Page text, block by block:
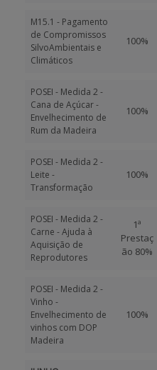
M15.1 - Pagamento
de Compromissos
SilvoAmbientais e
Climáticos
100%
POSEI - Medida 2 -
Cana de Açúcar -
Envelhecimento de
Rum da Madeira
100%
POSEI - Medida 2 -
Leite -
Transformação
100%
POSEI - Medida 2 -
Carne - Ajuda à
Aquisição de
Reprodutores
1ª
Prestaç
ão 80%
POSEI - Medida 2 -
Vinho -
Envelhecimento de
vinhos com DOP
Madeira
100%